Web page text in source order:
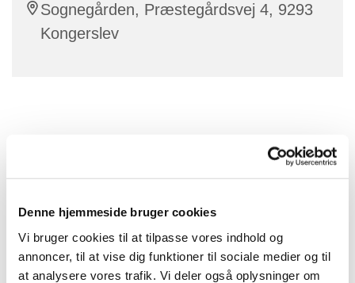
Denne hjemmeside bruger cookies
Vi bruger cookies til at tilpasse vores indhold og
annoncer, til at vise dig funktioner til sociale medier og til
at analysere vores trafik. Vi deler også oplysninger om
Sognegården, Præstegårdsvej 4, 9293
Kongerslev